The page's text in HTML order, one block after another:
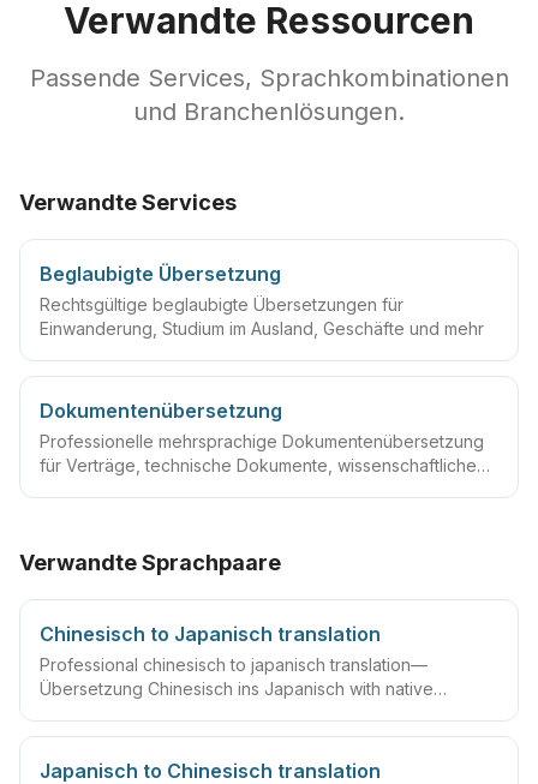
Verwandte Ressourcen
Passende Services, Sprachkombinationen
und Branchenlösungen.
Verwandte Services
Beglaubigte Übersetzung
Rechtsgültige beglaubigte Übersetzungen für
Einwanderung, Studium im Ausland, Geschäfte und mehr
Dokumentenübersetzung
Professionelle mehrsprachige Dokumentenübersetzung
für Verträge, technische Dokumente, wissenschaftliche
Verwandte Sprachpaare
Chinesisch to Japanisch translation
Professional chinesisch to japanisch translation—
Übersetzung Chinesisch ins Japanisch with native
Japanisch to Chinesisch translation